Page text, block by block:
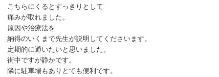
こちらにくるとすっきりとして
痛みが取れました。
原因や治療法を
納得のいくまで先生が説明してくださいます。
定期的に通いたいと思いました。
街中ですが静かです。
隣に駐車場もありとても便利です。